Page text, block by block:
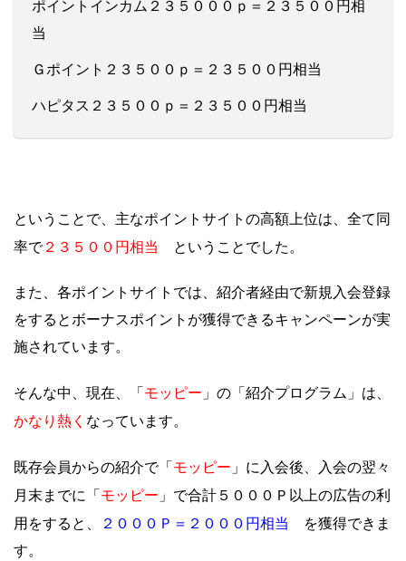
ポイントインカム２３５０００ｐ＝２３５００円相
当
Ｇポイント２３５００ｐ＝２３５００円相当
ハピタス２３５００ｐ＝２３５００円相当
ということで、主なポイントサイトの高額上位は、全て同
率で２３５００円相当 ということでした。
また、各ポイントサイトでは、紹介者経由で新規入会登録
をするとボーナスポイントが獲得できるキャンペーンが実
施されています。
そんな中、現在、「 モッピー 」 の「紹介プログラム」は、
かなり熱く なっています。
既存会員からの紹介で「 モッピー 」に入会後、入会の翌々
月末までに「 モッピー 」で合計５０００Ｐ以上の広告の利
用をすると、
２０００Ｐ＝２０００円相当
を獲得できま
す。